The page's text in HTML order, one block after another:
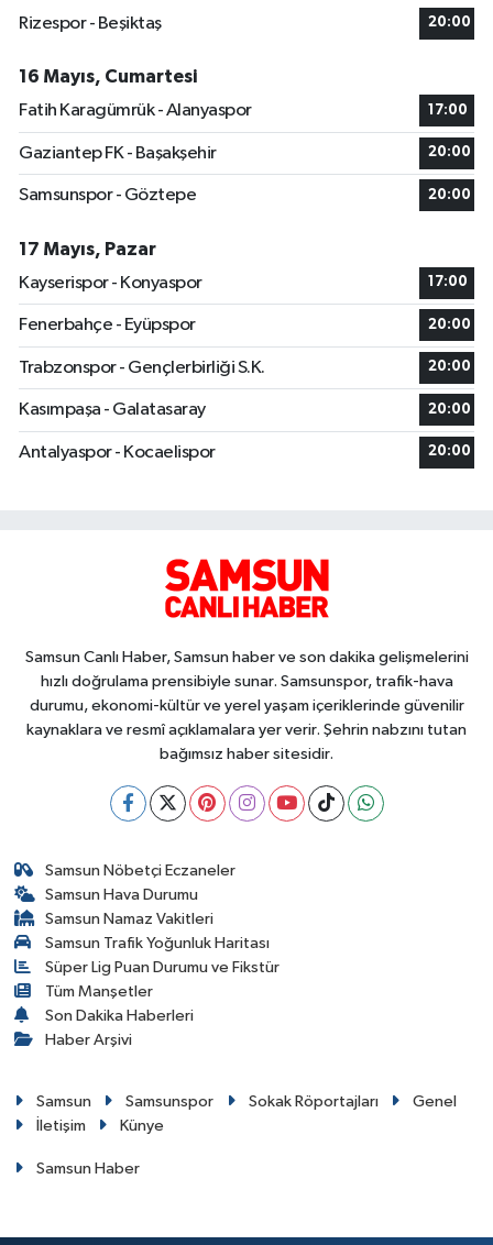
Rizespor - Beşiktaş
20:00
16 Mayıs, Cumartesi
Fatih Karagümrük - Alanyaspor
17:00
Gaziantep FK - Başakşehir 20:00
Samsunspor - Göztepe 20:00
17 Mayıs, Pazar
Kayserispor - Konyaspor
17:00
Fenerbahçe - Eyüpspor 20:00
Trabzonspor - Gençlerbirliği S.K. 20:00
Kasımpaşa - Galatasaray 20:00
Antalyaspor - Kocaelispor 20:00
Samsun Canlı Haber, Samsun haber ve son dakika gelişmelerini
hızlı doğrulama prensibiyle sunar. Samsunspor, trafik-hava
durumu, ekonomi-kültür ve yerel yaşam içeriklerinde güvenilir
kaynaklara ve resmî açıklamalara yer verir. Şehrin nabzını tutan
bağımsız haber sitesidir.
Samsun Nöbetçi Eczaneler
Samsun Hava Durumu
Samsun Namaz Vakitleri
Samsun Trafik Yoğunluk Haritası
Süper Lig Puan Durumu ve Fikstür
Tüm Manşetler
Son Dakika Haberleri
Haber Arşivi
Samsun Samsunspor Sokak Röportajları
Genel
İletişim
Künye
Samsun Haber